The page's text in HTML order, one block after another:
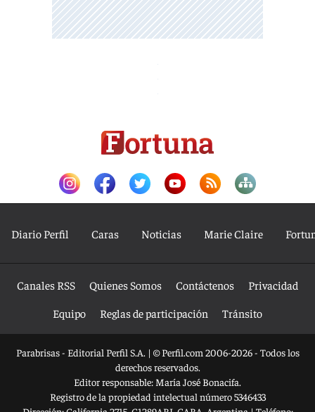
Diario Perfil Caras Noticias Marie Claire
Canales RSS Quienes Somos Contáctenos
Privacidad
Equipo
Reglas de participación Tránsito
Parabrisas - Editorial Perfil S.A. | © Perfil.com 2006-2026 - Todos los
derechos reservados.
Editor responsable: María José Bonacifa.
Registro de la propiedad intelectual número 5346433